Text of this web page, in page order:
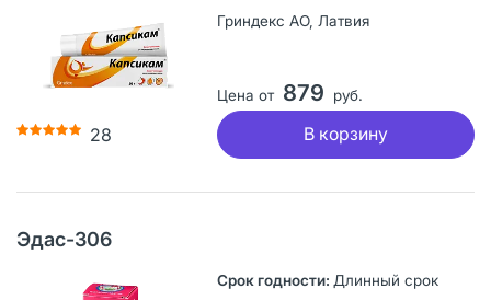
28
Гриндекс АО, Латвия
Цена от 879 руб.
В корзину
Эдас-306
Длинный срок